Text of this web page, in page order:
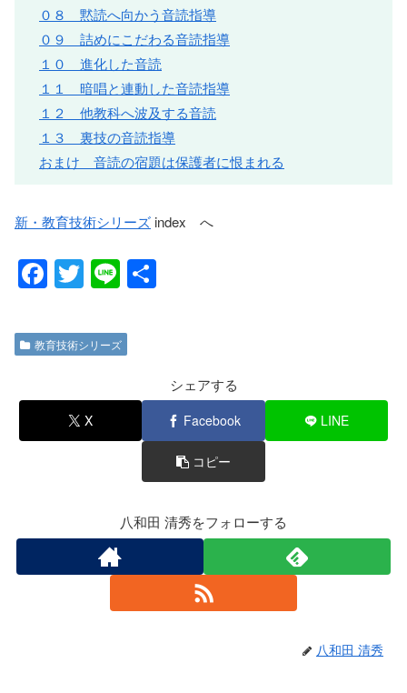
０８ 黙読へ向かう音読指導
０９ 詰めにこだわる音読指導
１０ 進化した音読
１１ 暗唱と連動した音読指導
１２ 他教科へ波及する音読
１３ 裏技の音読指導
おまけ 音読の宿題は保護者に恨まれる
新・教育技術シリーズ index へ
F
a
c
e
b
o
T
wi
tt
er
Li
n
e
教育技術シリーズ
シェアする
X Facebook LINE
コピー
八和田 清秀をフォローする
八和田 清秀